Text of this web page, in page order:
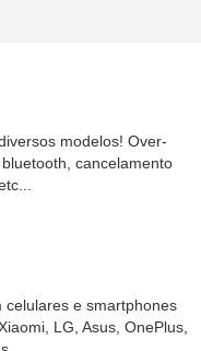
modelos! Over-
cancelamento
celulares e smartphones
LG, Asus, OnePlus,